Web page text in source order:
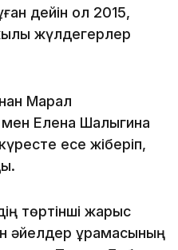
дейін ол 2015,
жүлдегерлер
Марал
мен Елена Шалыгина
есе жіберіп,
төртінші жарыс
әйелдер құрамасының